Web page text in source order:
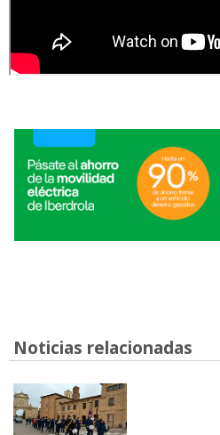
Noticias relacionadas